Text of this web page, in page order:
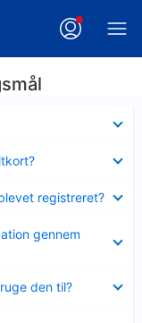
registreret?
gennem
den til?